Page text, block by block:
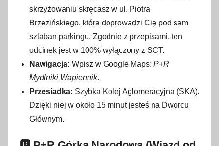
skrzyżowaniu skręcasz w ul. Piotra
Brzezińskiego, która doprowadzi Cię pod sam
szlaban parkingu. Zgodnie z przepisami, ten
odcinek jest w 100% wyłączony z SCT.
Nawigacja: Wpisz w Google Maps: P+R
Mydlniki Wapiennik.
Przesiadka: Szybka Kolej Aglomeracyjna (SKA).
Dzięki niej w około 15 minut jesteś na Dworcu
Głównym.